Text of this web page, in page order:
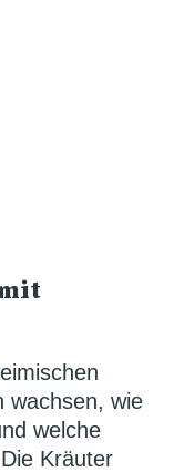
wachsen, wie
welche
Kräuter